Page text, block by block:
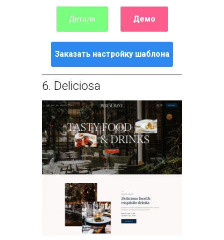
Детали Демо
Заказать настройку шаблона
6. Deliciosa